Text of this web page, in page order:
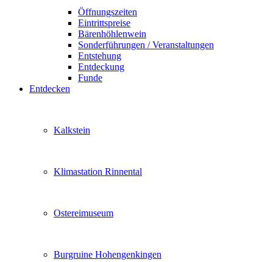
Öffnungszeiten
Eintrittspreise
Bärenhöhlenwein
Sonderführungen / Veranstaltungen
Entstehung
Entdeckung
Funde
Entdecken
Kalkstein
Klimastation Rinnental
Ostereimuseum
Burgruine Hohengenkingen